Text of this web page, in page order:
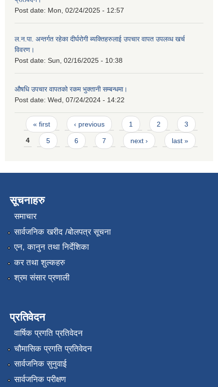
Post date: Mon, 02/24/2025 - 12:57
ल.न.पा. अन्तर्गत रहेका दीर्घरोगी ब्यक्तिहरुलाई उपचार वापत उपलव्ध खर्च
विवरण।
Post date: Sun, 02/16/2025 - 10:38
औषधि उपचार वापतको रकम भुक्तानी सम्बन्धमा।
Post date: Wed, 07/24/2024 - 14:22
Pages
« first ‹ previous 1 2 3
4 5 6 7 next › last »
सूचनाहरु
समाचार
सार्वजनिक खरीद /बोलपत्र सूचना
एन, कानुन तथा निर्देशिका
कर तथा शुल्कहरु
श्रम संसार प्रणाली
प्रतिवेदन
वार्षिक प्रगति प्रतिवेदन
चौमासिक प्रगति प्रतिवेदन
सार्वजनिक सुनुवाई
सार्वजनिक परीक्षण